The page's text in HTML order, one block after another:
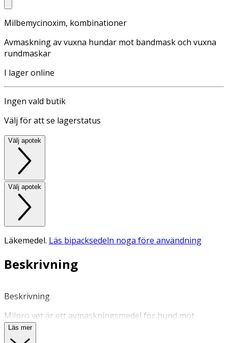
Milbemycinoxim, kombinationer
Avmaskning av vuxna hundar mot bandmask och vuxna
rundmaskar
I lager online
Ingen vald butik
Välj för att se lagerstatus
Välj apotek
Välj apotek
Läkemedel. Läs bipacksedeln noga före användning
Beskrivning
Beskrivning
Milpro vet är ett avmaskningsmedel för hund mot
rundmask och bandmask. Är även verksam mot
dvärgbandmask. Milpro vet är tabletter som ges som en
Läs mer